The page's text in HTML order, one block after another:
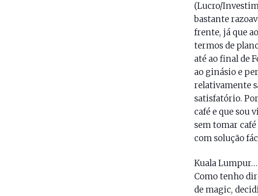
(Lucro/
bastante
frente, já que
termos de
até ao final de
ao ginásio e
relativamente
satisfatório.
café e que sou
sem tomar
com solução
Kuala Lumpur…
Como tenho
de magic,